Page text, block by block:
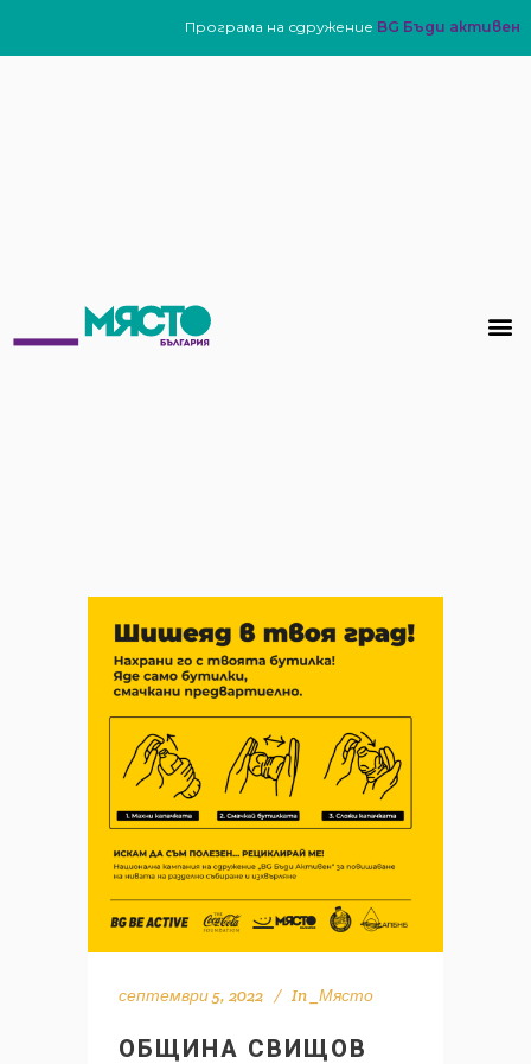
Програма на сдружение BG Бъди активен
септември 5, 2022 In _Място
ОБЩИНА СВИЩОВ